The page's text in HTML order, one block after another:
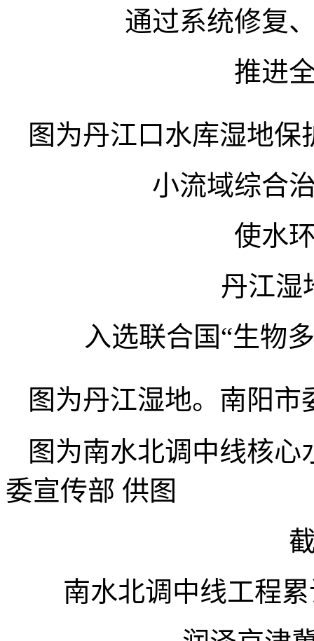
通过系统修复
推进
图为丹江口水库湿地
小流域综合
使水
丹江湿
入选联合国“生物
图为丹江湿地。南阳
图为南水北调中线核
委宣传部 供图
南水北调中线工程